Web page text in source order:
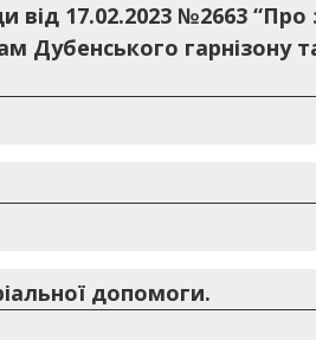
від 17.02.2023 №2663
Дубенського гарнізону
допомоги.